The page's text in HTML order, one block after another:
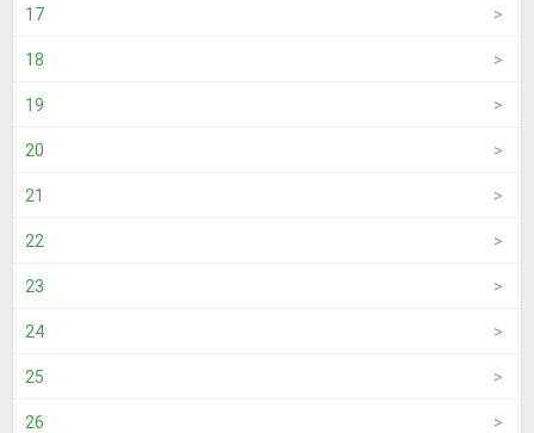
17
18
19
20
21
22
23
24
25
26